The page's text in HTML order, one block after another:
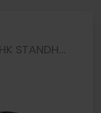
Octavia Combi SPORTLINE DSG AHK STANDHZG MATRIXLED